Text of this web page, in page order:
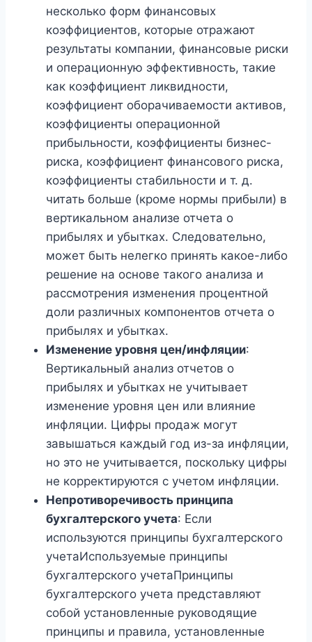
несколько форм финансовых
коэффициентов, которые отражают
результаты компании, финансовые риски
и операционную эффективность, такие
как коэффициент ликвидности,
коэффициент оборачиваемости активов,
коэффициенты операционной
прибыльности, коэффициенты бизнес-
риска, коэффициент финансового риска,
коэффициенты стабильности и т. д.
читать больше (кроме нормы прибыли) в
вертикальном анализе отчета о
прибылях и убытках. Следовательно,
может быть нелегко принять какое-либо
решение на основе такого анализа и
рассмотрения изменения процентной
доли различных компонентов отчета о
прибылях и убытках.
Изменение уровня цен/инфляции:
Вертикальный анализ отчетов о
прибылях и убытках не учитывает
изменение уровня цен или влияние
инфляции. Цифры продаж могут
завышаться каждый год из-за инфляции,
но это не учитывается, поскольку цифры
не корректируются с учетом инфляции.
Непротиворечивость принципа
бухгалтерского учета: Если
используются принципы бухгалтерского
учетаИспользуемые принципы
бухгалтерского учетаПринципы
бухгалтерского учета представляют
собой установленные руководящие
принципы и правила, установленные